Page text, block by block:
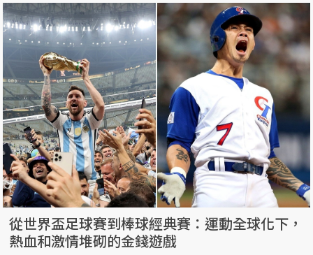
從世界盃足球賽到棒球經典賽：運動全球化下，
熱血和激情堆砌的金錢遊戲